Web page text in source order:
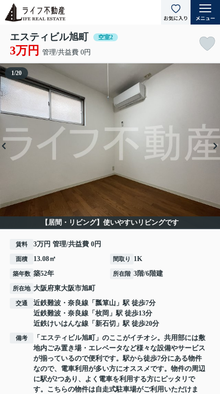
エスティビル旭町 空室2
3万円 管理/共益費 0円
【居間・リビング】使いやすいリビングです
1/20
賃料 3万円 管理/共益費 0円
面積 13.08㎡ 間取り 1K
築年数 築52年 所在階 3階/6階建
所在地 大阪府東大阪市旭町
交通 近鉄難波・奈良線 「 瓢箪山 」駅 徒歩7分
近鉄難波・奈良線 「 枚岡 」駅 徒歩13分
近鉄けいはんな線 「 新石切 」駅 徒歩20分
備考
「エスティビル旭町」のここがイチオシ。共用部には敷
地内ごみ置き場・エレベータなど様々な設備やサービス
が揃っているので便利です。駅から徒歩7分にある物件
なので、電車利用が多い方にオススメです。物件の周辺
に駅が2つあり、よく電車を利用する方にピッタリで
す。こちらの物件は自走式駐車場がご利用いただけま